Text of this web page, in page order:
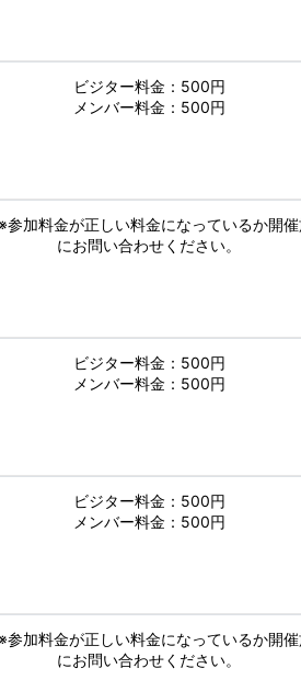
ビジター料金：500円
メンバー料金：500円
参加料金が正しい料金になっているか開催
にお問い合わせください。
ビジター料金：500円
メンバー料金：500円
ビジター料金：500円
メンバー料金：500円
参加料金が正しい料金になっているか開催
にお問い合わせください。